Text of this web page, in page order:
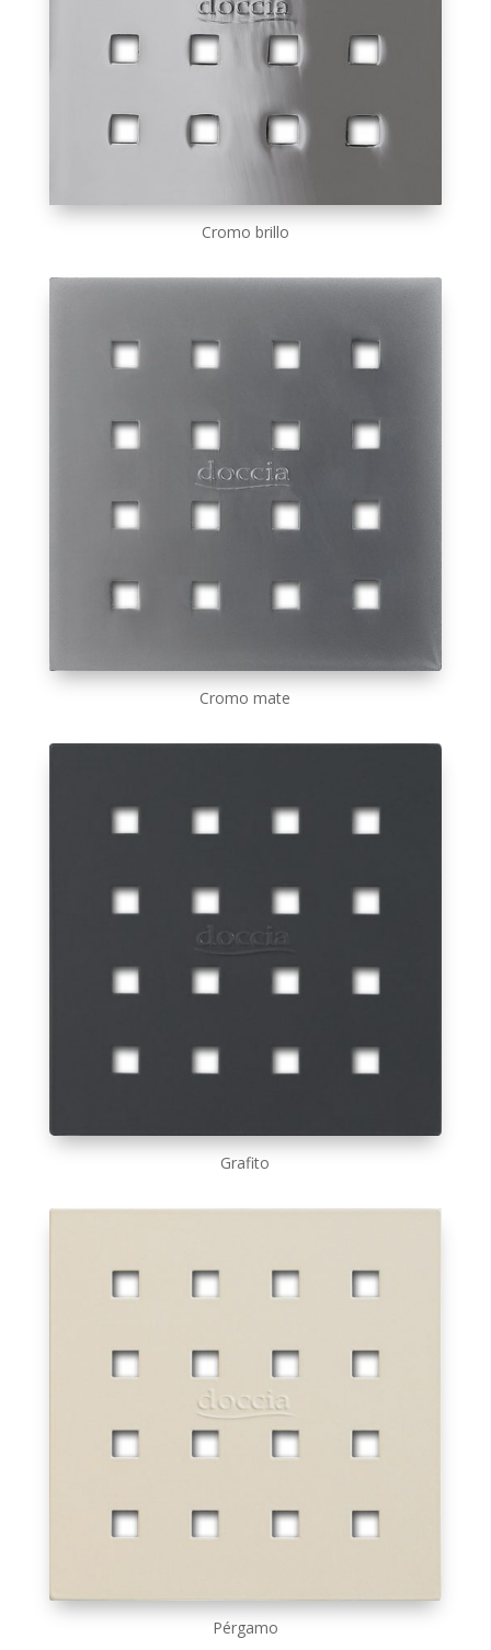
Cromo brillo
Cromo mate
Grafito
Pérgamo